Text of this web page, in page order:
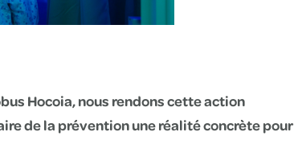
Hocoia, nous rendons cette action
de la prévention une réalité concrète pour